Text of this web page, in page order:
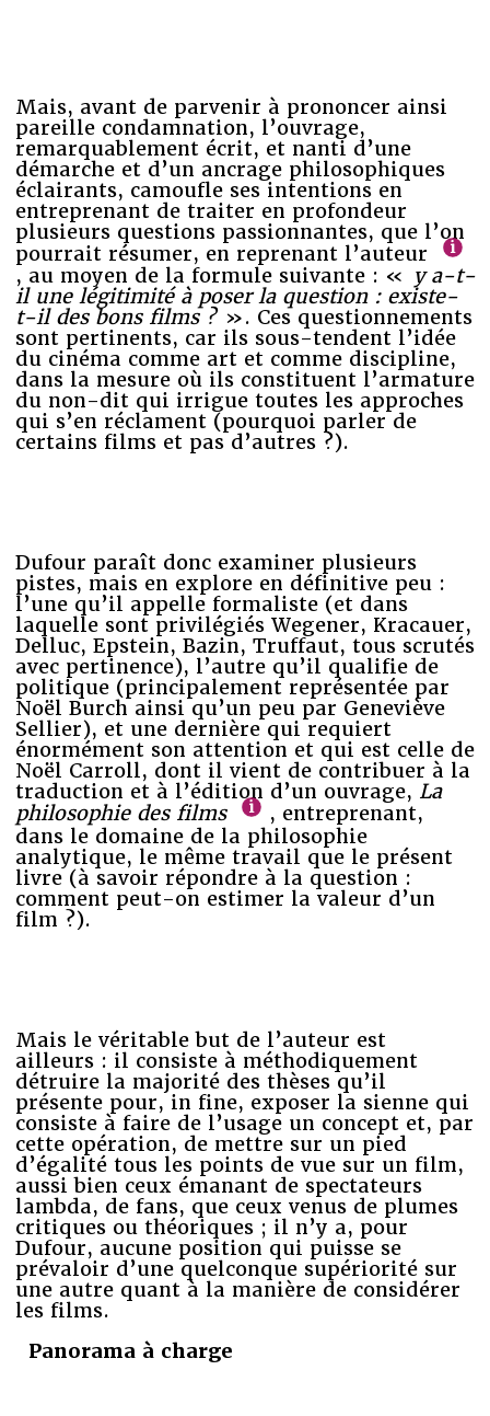
Mais, avant de parvenir à prononcer ainsi
pareille condamnation, l’ouvrage,
remarquablement écrit, et nanti d’une
démarche et d’un ancrage philosophiques
éclairants, camoufle ses intentions en
entreprenant de traiter en profondeur
plusieurs questions passionnantes, que l’on
pourrait résumer, en reprenant l’auteur
, au moyen de la formule suivante : « y a-t-
il une légitimité à poser la question : existe-
t-il des bons films ?». Ces questionnements
sont pertinents, car ils sous-tendent l’idée
du cinéma comme art et comme discipline,
dans la mesure où ils constituent l’armature
du non-dit qui irrigue toutes les approches
qui s’en réclament (pourquoi parler de
certains films et pas d’autres ?).
Dufour paraît donc examiner plusieurs
pistes, mais en explore en définitive peu :
l’une qu’il appelle formaliste (et dans
laquelle sont privilégiés Wegener, Kracauer,
Delluc, Epstein, Bazin, Truffaut, tous scrutés
avec pertinence), l’autre qu’il qualifie de
politique (principalement représentée par
Noël Burch ainsi qu’un peu par Geneviève
Sellier), et une dernière qui requiert
énormément son attention et qui est celle de
Noël Carroll, dont il vient de contribuer à la
traduction et à l’édition d’un ouvrage, La
philosophie des films
, entreprenant,
dans le domaine de la philosophie
analytique, le même travail que le présent
livre (à savoir répondre à la question :
comment peut-on estimer la valeur d’un
film ?).
Mais le véritable but de l’auteur est
ailleurs : il consiste à méthodiquement
détruire la majorité des thèses qu’il
présente pour, in fine, exposer la sienne qui
consiste à faire de l’usage un concept et, par
cette opération, de mettre sur un pied
d’égalité tous les points de vue sur un film,
aussi bien ceux émanant de spectateurs
lambda, de fans, que ceux venus de plumes
critiques ou théoriques ; il n’y a, pour
Dufour, aucune position qui puisse se
prévaloir d’une quelconque supériorité sur
une autre quant à la manière de considérer
les films.
Panorama à charge